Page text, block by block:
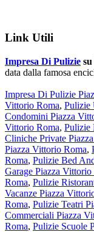
Link Utili
Impresa Di Pulizie
data dalla famosa
Impresa Di Pulizie
Vittorio Roma, Pulizie
Condomini Piazza
Vittorio Roma, Pulizie
Cliniche Private
Piazza Vittorio Roma,
Roma, Pulizie Bed
Garage Piazza Vittorio
Roma, Pulizie
Vacanze Piazza
Roma, Pulizie Teatri
Commerciali Piazza
Roma, Pulizie Scuole